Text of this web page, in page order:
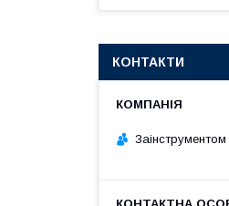
КОНТАКТИ
Заінструментом